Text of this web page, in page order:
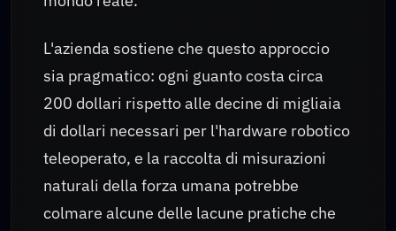
L'azienda sostiene che questo approccio
sia pragmatico: ogni guanto costa circa
200 dollari rispetto alle decine di migliaia
di dollari necessari per l'hardware robotico
teleoperato, e la raccolta di misurazioni
naturali della forza umana potrebbe
colmare alcune delle lacune pratiche che